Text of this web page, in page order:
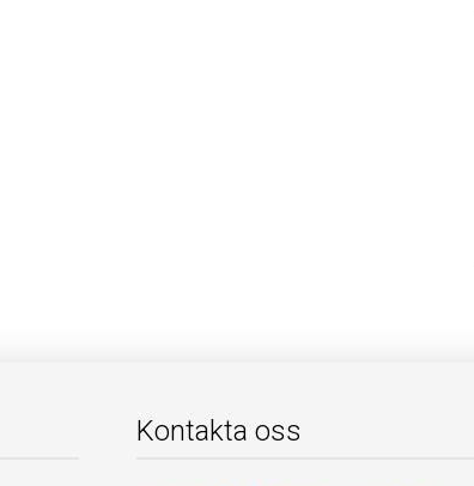
Kontakta oss